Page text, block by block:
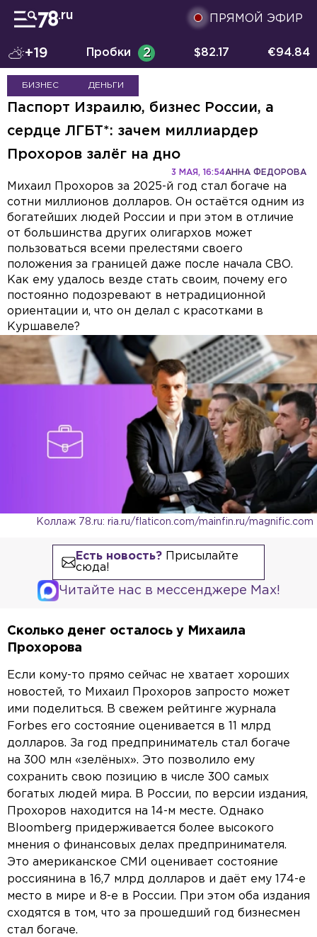
ПРЯМОЙ ЭФИР
+19 Пробки 2 $82.17 €94.84
БИЗНЕС ДЕНЬГИ
Паспорт Израилю, бизнес России, а
сердце ЛГБТ*: зачем миллиардер
Прохоров залёг на дно
АННА ФЕДОРОВА
3 МАЯ, 16:54
Михаил Прохоров за 2025-й год стал богаче на
сотни миллионов долларов. Он остаётся одним из
богатейших людей России и при этом в отличие
от большинства других олигархов может
пользоваться всеми прелестями своего
положения за границей даже после начала СВО.
Как ему удалось везде стать своим, почему его
постоянно подозревают в нетрадиционной
ориентации и, что он делал с красотками в
Куршавеле?
Коллаж 78.ru: ria.ru/flaticon.com/mainfin.ru/magnific.com
Есть новость?Присылайте
сюда!
Читайте нас в мессенджере Max!
Сколько денег осталось у Михаила
Прохорова
Если кому-то прямо сейчас не хватает хороших
новостей, то Михаил Прохоров запросто может
ими поделиться. В свежем рейтинге журнала
Forbes его состояние оценивается в 11 млрд
долларов. За год предприниматель стал богаче
на 300 млн «зелёных». Это позволило ему
сохранить свою позицию в числе 300 самых
богатых людей мира. В России, по версии издания,
Прохоров находится на 14-м месте. Однако
Bloomberg придерживается более высокого
мнения о финансовых делах предпринимателя.
Это американское СМИ оценивает состояние
россиянина в 16,7 млрд долларов и даёт ему 174-е
место в мире и 8-е в России. При этом оба издания
сходятся в том, что за прошедший год бизнесмен
стал богаче.